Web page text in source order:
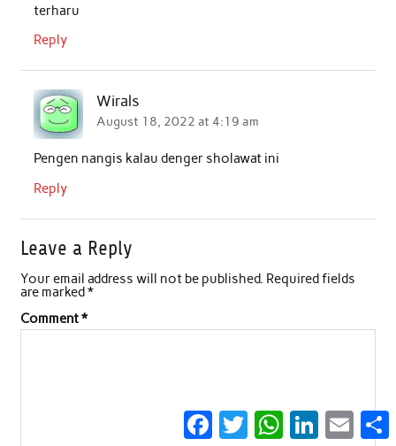
terharu
Reply
Wirals
August 18, 2022 at 4:19 am
Pengen nangis kalau denger sholawat ini
Reply
Leave a Reply
Your email address will not be published. Required fields
are marked*
Comment*
Facebook
Twitter WhatsApp
LinkedInEmail